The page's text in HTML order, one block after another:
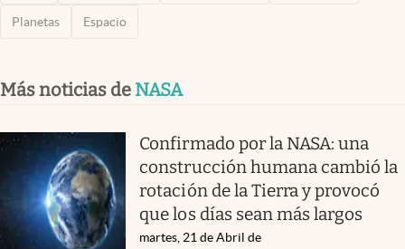
Planetas Espacio
Más noticias de NASA
Confirmado por la NASA: una
construcción humana cambió la
rotación de la Tierra y provocó
que los días sean más largos
martes, 21 de Abril de